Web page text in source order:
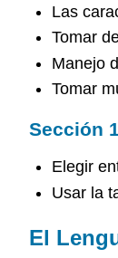
Las
Tomar
Manejo
Tomar
Sección
Elegir
Usar la
El